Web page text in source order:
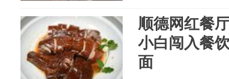
顺德网红餐
小白闯入餐
面